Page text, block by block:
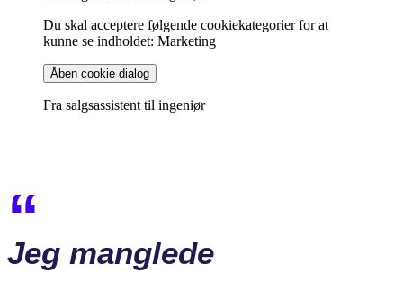
Du skal acceptere følgende cookiekategorier for at
kunne se indholdet: Marketing
Åben cookie dialog
Fra salgsassistent til ingeniør
Jeg manglede